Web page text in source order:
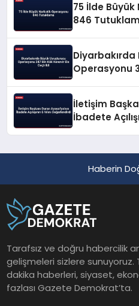
75 İlde
846
Diyarbakırda
Operasyonu
İletişim
İbadete
Haberin
Tarafsız ve doğru habercilik
gelişmeleri sizlere sunuyoruz.
dakika haberleri, siyaset,
fazlası Gazete Demokrat’ta.